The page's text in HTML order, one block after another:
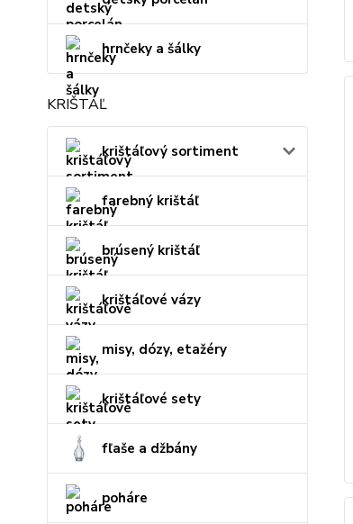
hrnčeky a šálky
KRIŠTÁĽ
krištáľový sortiment
farebný krištáľ
brúsený krištáľ
krištáľové vázy
misy, dózy, etažéry
krištáľové sety
fľaše a džbány
poháre